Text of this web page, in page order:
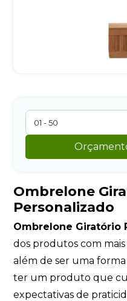
Ombrelone
Personalizado
Ombrelone Giratório
dos produtos com
além de ser uma
ter um produto que
expectativas de